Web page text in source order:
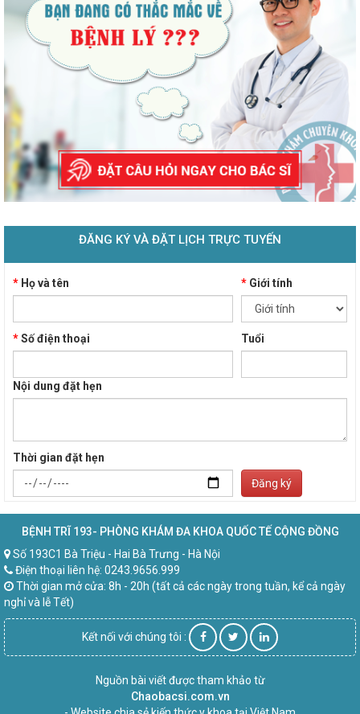
ĐĂNG KÝ VÀ ĐẶT LỊCH TRỰC TUYẾN
* Họ và tên *Giới tính
*Số điện thoại Tuổi
Nội dung đặt hẹn
Thời gian đặt hẹn
Đăng ký
BỆNH TRĨ 193- PHÒNG KHÁM ĐA KHOA QUỐC TẾ CỘNG ĐỒNG
Số 193C1 Bà Triệu - Hai Bà Trưng - Hà Nội
Điện thoại liên hệ: 0243.9656.999
Thời gian mở cửa: 8h - 20h (tất cả các ngày trong tuần, kể cả ngày
nghỉ và lễ Tết)
Kết nối với chúng tôi :
Nguồn bài viết được tham khảo từ
Chaobacsi.com.vn